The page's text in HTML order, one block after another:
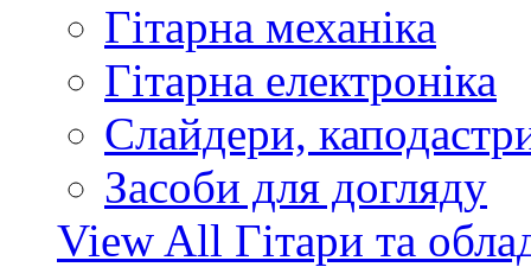
Гітарна механіка
Гітарна електроніка
Слайдери,
Засоби для догляду
View All Гітари та